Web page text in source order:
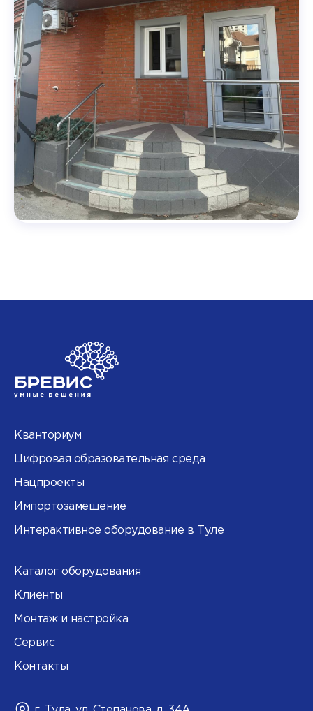
Кванториум
Цифровая образовательная среда
Нацпроекты
Импортозамещение
Интерактивное оборудование в Туле
Каталог оборудования
Клиенты
Монтаж и настройка
Сервис
Контакты